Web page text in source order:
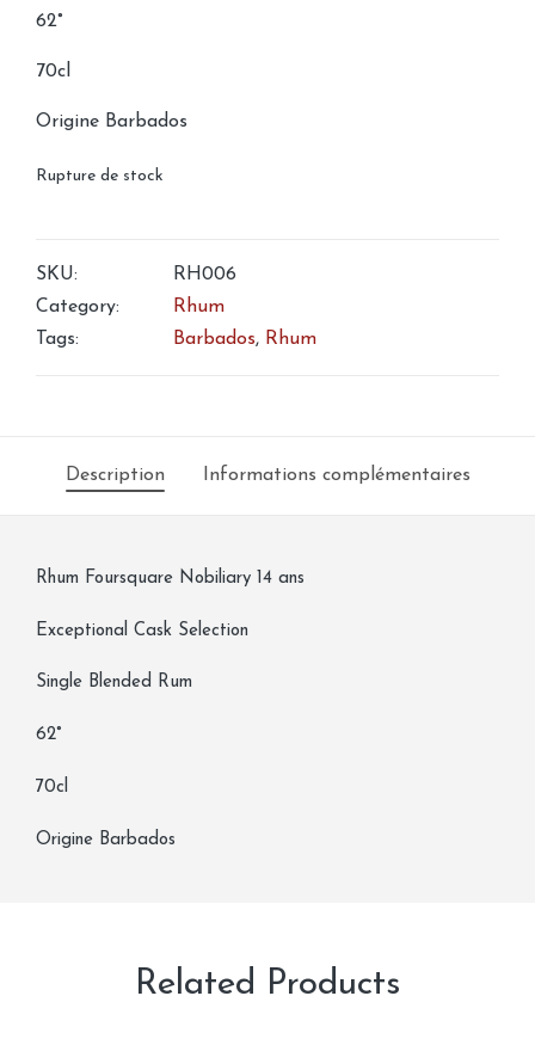
62°
70cl
Origine Barbados
Rupture de stock
SKU:
RH006
Category:
Rhum
Tags:
Barbados, Rhum
Description Informations complémentaires
Rhum Foursquare Nobiliary 14 ans
Exceptional Cask Selection
Single Blended Rum
62°
70cl
Origine Barbados
Related Products